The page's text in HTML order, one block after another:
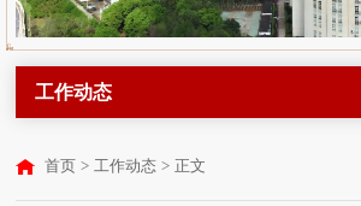
工作动态
首页 > 工作动态 > 正文